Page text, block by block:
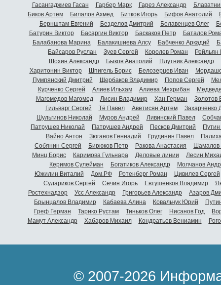
Гасангаджиев Гасан
Гарбер Марк Гарез Александр
Биков Артем
Билалов Ахмед Битков Игорь Бифов Анатолий
Бернштам Евгений
Безделов Дмитрий Белавенцев Олег
Батурин Виктор
Басаргин Виктор Баскаков Петр
Баталов
Балабанова Марина
Балакишиева Алсу Бабченко Аркадий
Байсаров Руслан
Зуев Сергей Королев Роман
Шохин Александр
Быков Анатолий Плутник Александр
Харитонин Виктор
Шпигель Борис Белозерцев Иван
Пумпянский Дмитрий
Щербаков Владимир Попов Сергей
Курченко Сергей
Алиев Ильхам Алиева Мехрибан
Магомедов Магомед
Лисин Владимир Хан Герман
Золотов
Гильварг Сергей
Тё Павел Аветисян Артем
Захарченко
Шульгинов Николай
Муров Андрей Ливинский Павел
Патрушев Николай
Патрушев Андрей Песков Дмитрий
Вайно Антон
Зюганов Геннадий Грудинин Павел
Собянин Сергей
Бирюков Петр Ракова Анастасия
Шамалов
Минц Борис
Каримова Гульнара Деловые линии
Лесин
Керимов Сулейман
Богатиков Александр
Молчанов
Южилин Виталий
Дом.РФ Ротенберг Роман
Цивилев Сергей
Судариков Сергей
Сечин Игорь Евтушенков Владимир
Ростехнадзор
Усс Александр Григорьев Александр
Азаров
Брынцалов Владимир
Кабаева Алина Ковальчук Юрий
Греф Герман
Тарико Рустам Тиньков Олег Нисанов Год
Мамут Александр
Хабаров Михаил Кондратьев Вениамин
© 2007-2026